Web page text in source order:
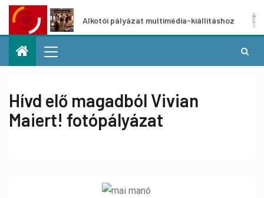
Alkotói pályázat multimédia-kiállításhoz
Hívd elő magadból Vivian
Maiert! fotópályázat